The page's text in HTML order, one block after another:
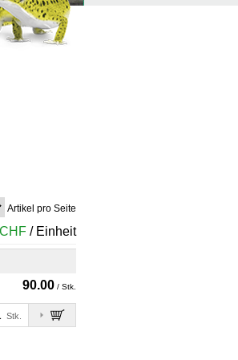
Artikel pro Seite
CHF / Einheit
90.00 / Stk.
Stk.